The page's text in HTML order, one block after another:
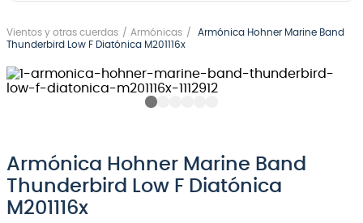
Vientos y otras cuerdas Armónicas
Armónica Hohner Marine Band
Thunderbird Low F Diatónica M201116x
Armónica Hohner Marine Band
Thunderbird Low F Diatónica
M201116x
1.
guitarra electrica
2.
bajo
guitarra electroacústica
5.
amplificador
6.
teclado
7.
guitarra